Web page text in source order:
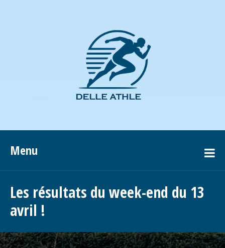
Menu
Les résultats du week-end du 13
avril !